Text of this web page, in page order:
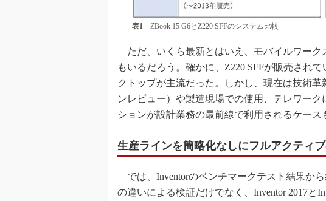
表1ZBook 15 G6とZ220 SFFのシステム比較
ただ、いくら最新とはいえ、モバイルワーク
もいるだろう。確かに、Z220 SFFが販売され
クトップが主流だった。しかし、現在は技術
ンレビュー）や製造現場での使用、テレワー
ションが設計業務の最前線で利用されるケース
生産ラインを簡略化なしにフルアクティ
では、Inventorのベンチマークテスト結果か
の違いによる検証だけでなく、Inventor 2017と